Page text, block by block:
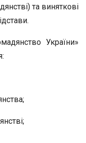
та виняткові
України»